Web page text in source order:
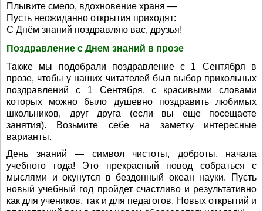
Плывите смело, вдохновение храня —
Пусть неожиданно открытия приходят:
С Днём знаний поздравляю вас, друзья!
Поздравление с Днем знаний в прозе
Также мы подобрали поздравление с 1 Сентября в
прозе, чтобы у наших читателей был выбор прикольных
поздравлений с 1 Сентября, с красивыми словами
которых можно было душевно поздравить любимых
школьников, друг друга (если вы еще посещаете
занятия). Возьмите себе на заметку интересные
варианты.
День знаний — символ чистоты, доброты, начала
учебного года! Это прекрасный повод собраться с
мыслями и окунутся в бездонный океан науки. Пусть
новый учебный год пройдет счастливо и результативно
как для учеников, так и для педагогов. Новых открытий и